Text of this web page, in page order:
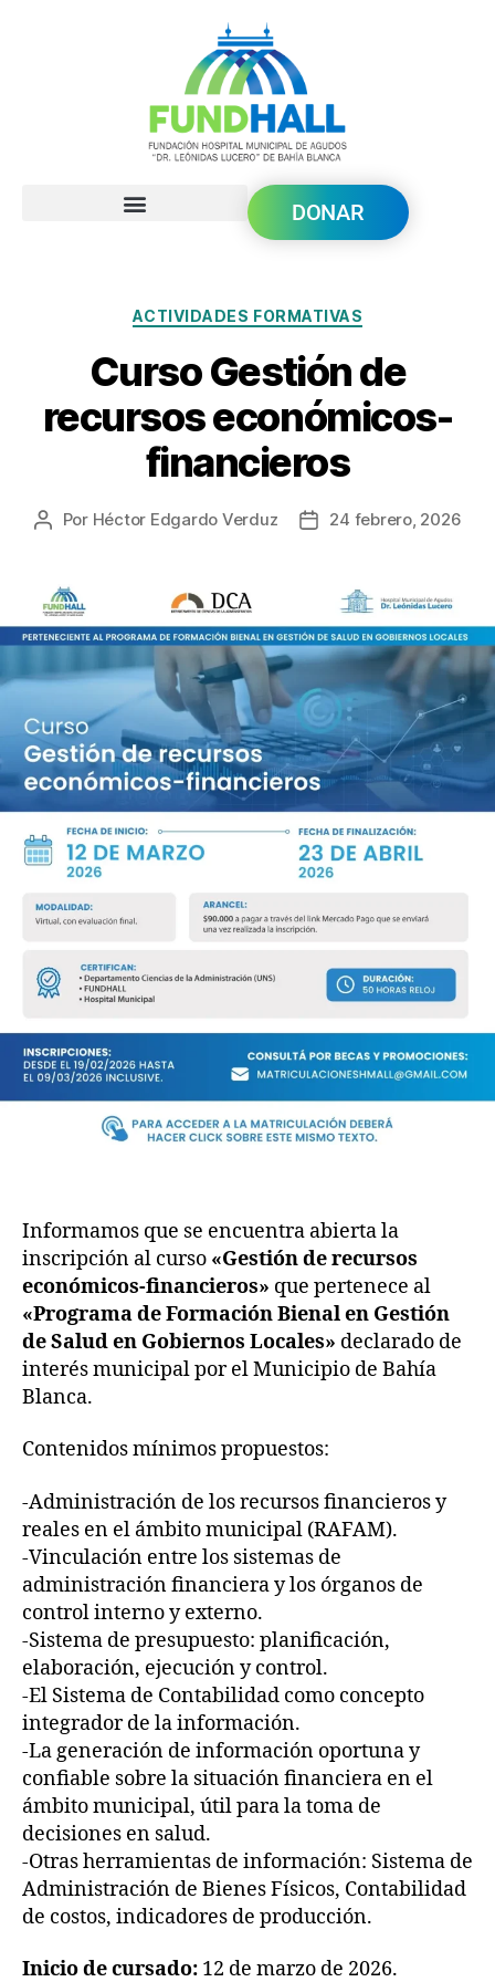
DONAR
ACTIVIDADES FORMATIVAS
Curso Gestión de
recursos económicos-
financieros
Por Héctor Edgardo Verduz 24 febrero, 2026
Informamos que se encuentra abierta la
inscripción al curso «Gestión de recursos
económicos-financieros» que pertenece al
«Programa de Formación Bienal en Gestión
de Salud en Gobiernos Locales» declarado de
interés municipal por el Municipio de Bahía
Blanca.
Contenidos mínimos propuestos:
-Administración de los recursos financieros y
reales en el ámbito municipal (RAFAM).
-Vinculación entre los sistemas de
administración financiera y los órganos de
control interno y externo.
-Sistema de presupuesto: planificación,
elaboración, ejecución y control.
-El Sistema de Contabilidad como concepto
integrador de la información.
-La generación de información oportuna y
confiable sobre la situación financiera en el
ámbito municipal, útil para la toma de
decisiones en salud.
-Otras herramientas de información: Sistema de
Administración de Bienes Físicos, Contabilidad
de costos, indicadores de producción.
Inicio de cursado: 12 de marzo de 2026.